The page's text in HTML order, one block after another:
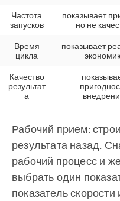
Частота
запусков
показывает
но не
Время
цикла
показывает
Качество
результат
а
Рабочий прием:
результата назад.
рабочий процесс и
выбрать один
показатель